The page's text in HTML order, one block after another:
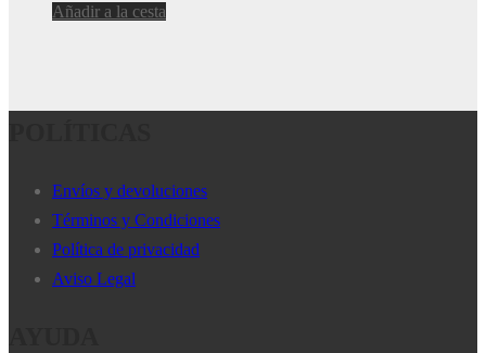
Añadir a la cesta
Envíos y devoluciones
Términos y Condiciones
Política de privacidad
Aviso Legal